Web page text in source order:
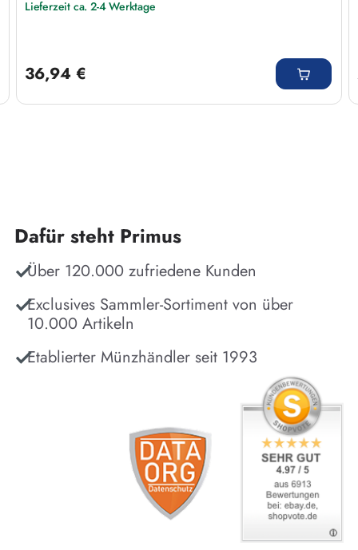
Lieferzeit ca. 2-4 Werktage
36,94 €
Dafür steht Primus
Über 120.000 zufriedene Kunden
Exclusives Sammler-Sortiment von über
10.000 Artikeln
Etablierter Münzhändler seit 1993